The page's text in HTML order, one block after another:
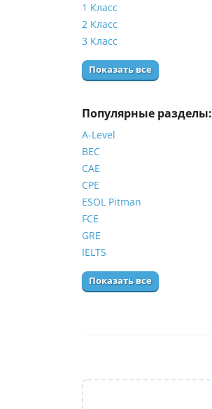
1 Класс
2 Класс
3 Класс
Показать все
Популярные разделы:
A-Level
BEC
CAE
CPE
ESOL Pitman
FCE
GRE
IELTS
Показать все